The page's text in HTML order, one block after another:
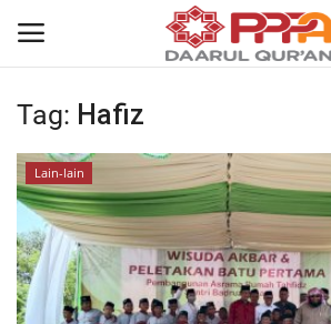
Login
Home
Contact
About
Tag: Hafiz
Lain-lain